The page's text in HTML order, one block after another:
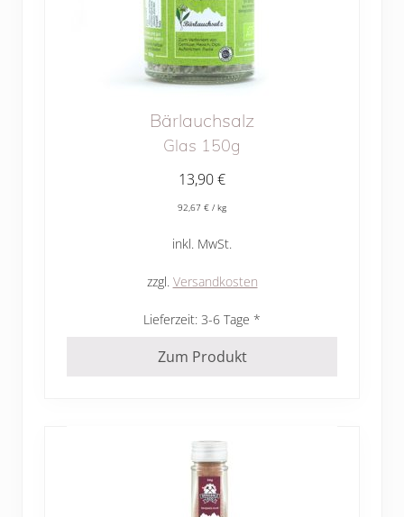
Bärlauchsalz
Glas 150g
13,90€
92,67 € /kg
inkl. MwSt.
zzgl. Versandkosten
Lieferzeit: 3-6 Tage
Zum Produkt